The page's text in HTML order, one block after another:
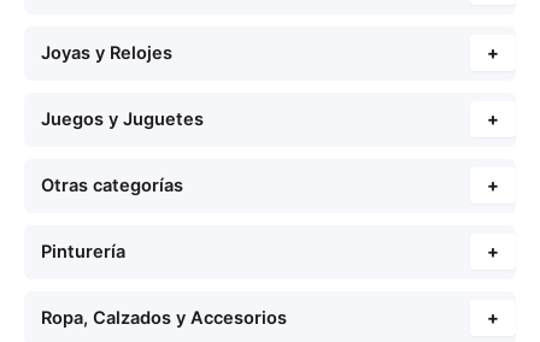
Joyas y Relojes +
Juegos y Juguetes +
Otras categorías +
Pinturería +
Ropa, Calzados y Accesorios +